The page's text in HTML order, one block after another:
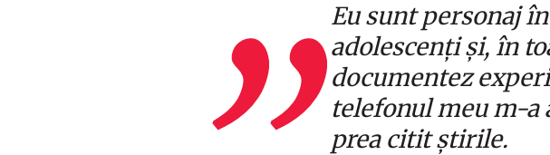
Eu sunt personaj
adolescenți și, în
documentez
telefonul meu m-a
prea citit știrile.